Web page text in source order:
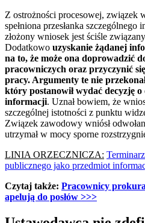
Z ostrożności procesowej, związek
spełniona przesłanka
złożony wniosek jest ściśle
Dodatkowo uzyskanie żądanej
na to, że może ona doprowadzić
pracowniczych oraz przyczynić
pracy. Argumenty te nie
który postanowił wydać decyzję
informacji. Uznał bowiem, że
szczególnej istotności z punktu
Związek zawodowy wniósł
utrzymał w mocy sporne
LINIA ORZECZNICZA:
publicznego jako przedmiot
Czytaj także: Pracownicy
apelują do posłów >>>